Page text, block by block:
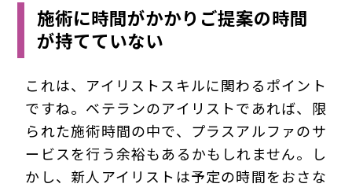
施術に時間がかかりご提案の時間
が持てていない
これは、アイリストスキルに関わるポイント
ですね。ベテランのアイリストであれば、限
られた施術時間の中で、プラスアルファのサ
ービスを行う余裕もあるかもしれません。し
かし、新人アイリストは予定の時間をおさな